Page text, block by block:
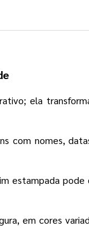
ela
com nomes,
pode
em cores